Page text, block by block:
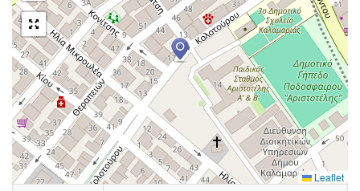
Leaflet